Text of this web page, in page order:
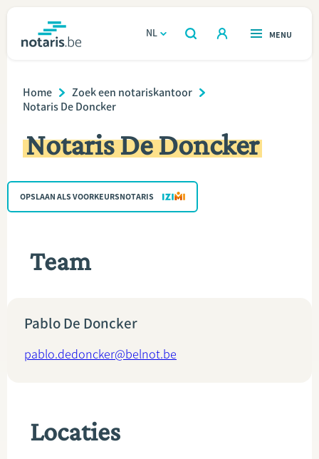
inhoud
NL
OPEN
ZOEKEN
OPEN
MENU
Wonen
Relatie & samenleven
Ondernemen
Over de notaris
VIND EEN NOTARIS
Breadcrumb
Home
Zoek een notariskantoor
Notaris De Doncker
Notaris De Doncker
OPSLAAN ALS VOORKEURSNOTARIS
Team
Pablo De Doncker
pablo.dedoncker@belnot.be
Locaties